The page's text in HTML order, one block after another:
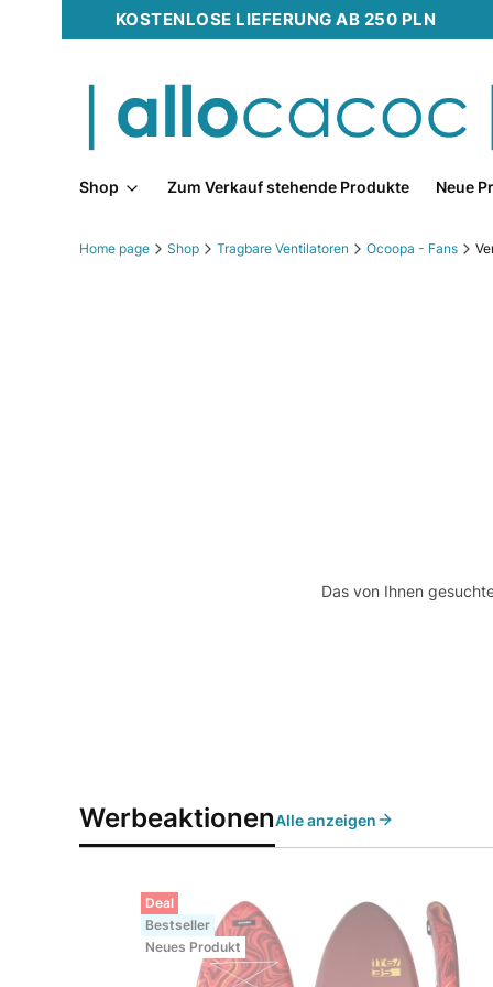
KOSTENLOSE LIEFERUNG AB 250 PLN
Shop Zum Verkauf stehende Produkte Neue
Home page Shop Tragbare Ventilatoren Ocoopa - Fans
Das von Ihnen
WerbeaktionenAlle anzeigen
Deal
Bestseller
Neues Produkt